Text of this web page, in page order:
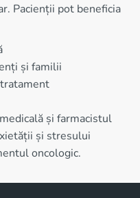
Pacienții pot beneficia
și familii
și farmacistul
și stresului
oncologic.